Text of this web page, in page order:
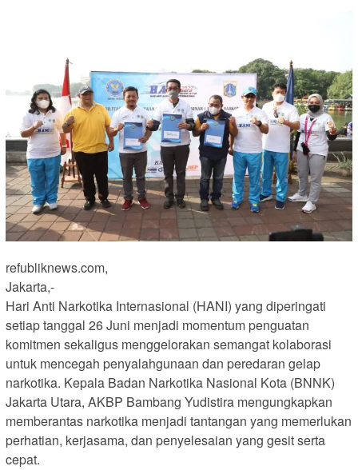
refubliknews.com,
Jakarta,-
Hari Anti Narkotika Internasional (HANI) yang diperingati
setiap tanggal 26 Juni menjadi momentum penguatan
komitmen sekaligus menggelorakan semangat kolaborasi
untuk mencegah penyalahgunaan dan peredaran gelap
narkotika. Kepala Badan Narkotika Nasional Kota (BNNK)
Jakarta Utara, AKBP Bambang Yudistira mengungkapkan
memberantas narkotika menjadi tantangan yang memerlukan
perhatian, kerjasama, dan penyelesaian yang gesit serta
cepat.